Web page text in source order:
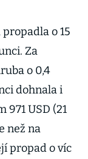
o 15
Za
o 0,4
dohnala i
USD (21
než na
propad o víc